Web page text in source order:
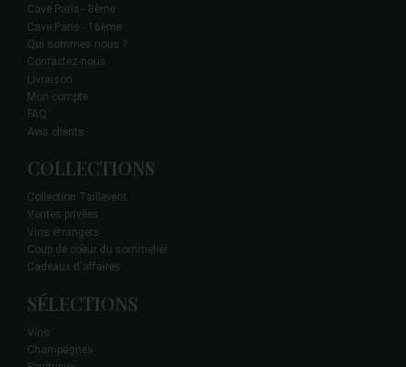
Cave Paris - 8ème
Cave Paris - 16ème
Qui sommes nous ?
Contactez-nous
Livraison
Mon compte
FAQ
Avis clients
COLLECTIONS
Collection Taillevent
Ventes privées
Vins étrangers
Coup de coeur du sommelier
Cadeaux d'affaires
SÉLECTIONS
Vins
Champagnes